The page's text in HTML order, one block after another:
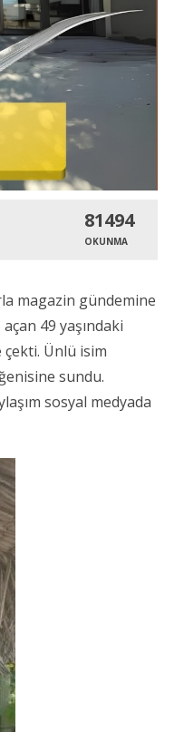
81494
OKUNMA
magazin gündemine
49 yaşındaki
Ünlü isim
sundu.
sosyal medyada